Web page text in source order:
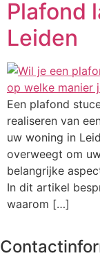
Plafond
Leiden
Een plafond
realiseren van
uw woning in
overweegt om
belangrijke
In dit artikel
waarom […]